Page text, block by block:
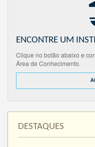
ENCONTRE UM
Clique no botão abaixo e
Área de Conhecimento.
DESTAQUES